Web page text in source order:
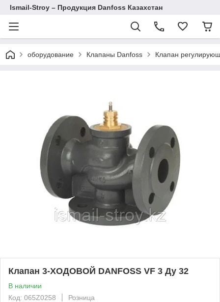
Ismail-Stroy – Продукция Danfoss Казахстан
оборудование Клапаны Danfoss Клапан
Клапан 3-ХОДОВОЙ DANFOSS VF 3 Ду 32
В наличии
Код: 065Z0258
Розница